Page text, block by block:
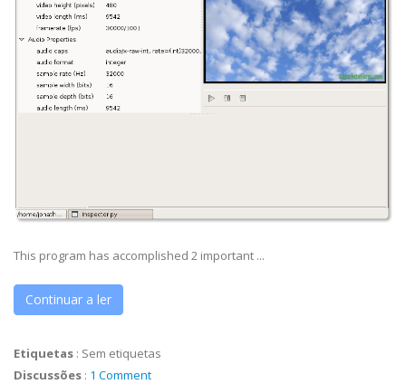
This program has accomplished 2 important ...
Continuar a ler
Etiquetas : Sem etiquetas
Discussões : 1 Comment